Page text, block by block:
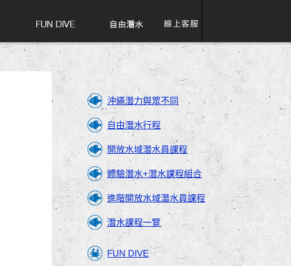
沖繩潛力與眾不同
自由潛水行程
開放水域潛水員課程
體驗潛水+潛水課程組合
進階開放水域潛水員課程
潛水課程一覽
FUN DIVE